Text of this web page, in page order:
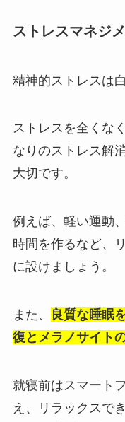
ストレスマネジ
精神的ストレスは
ストレスを全くな
なりのストレス解
大切です。
例えば、軽い運動
時間を作るなど、
に設けましょう。
また、
良質な睡眠
復とメラノサイト
就寝前はスマート
え、リラックスで